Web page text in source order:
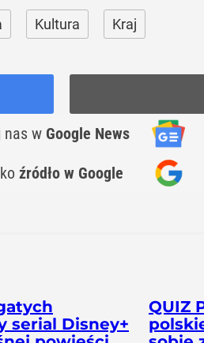
Kultura Kraj
nas w Google News
źródło w Google
serial Disney+
QUIZ